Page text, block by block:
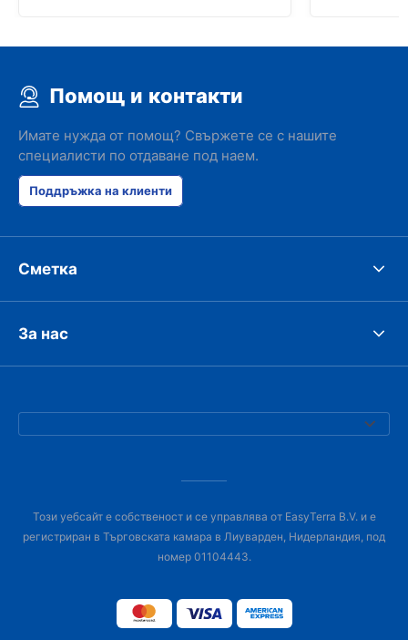
Помощ и контакти
Имате нужда от помощ? Свържете се с нашите
специалисти по отдаване под наем.
Поддръжка на клиенти
Сметка
За нас
Този уебсайт е собственост и се управлява от EasyTerra B.V. и е
регистриран в Търговската камара в Лиуварден, Нидерландия, под
номер 01104443.